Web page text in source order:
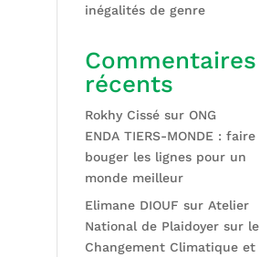
inégalités de genre
Commentaires
récents
Rokhy Cissé sur ONG
ENDA TIERS-MONDE : faire
bouger les lignes pour un
monde meilleur
Elimane DIOUF surAtelier
National de Plaidoyer sur le
Changement Climatique et